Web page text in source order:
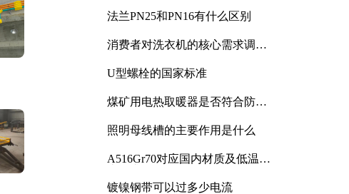
法兰PN25和PN16有什么区别
消费者对洗衣机的核心需求调研
U型螺栓的国家标准
煤矿用电热取暖器是否符合防爆
照明母线槽的主要作用是什么
A516Gr70对应国内材质及低温冲
镀镍钢带可以过多少电流